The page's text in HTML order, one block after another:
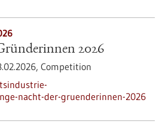
2026
Competition
nacht-der-gruenderinnen-2026